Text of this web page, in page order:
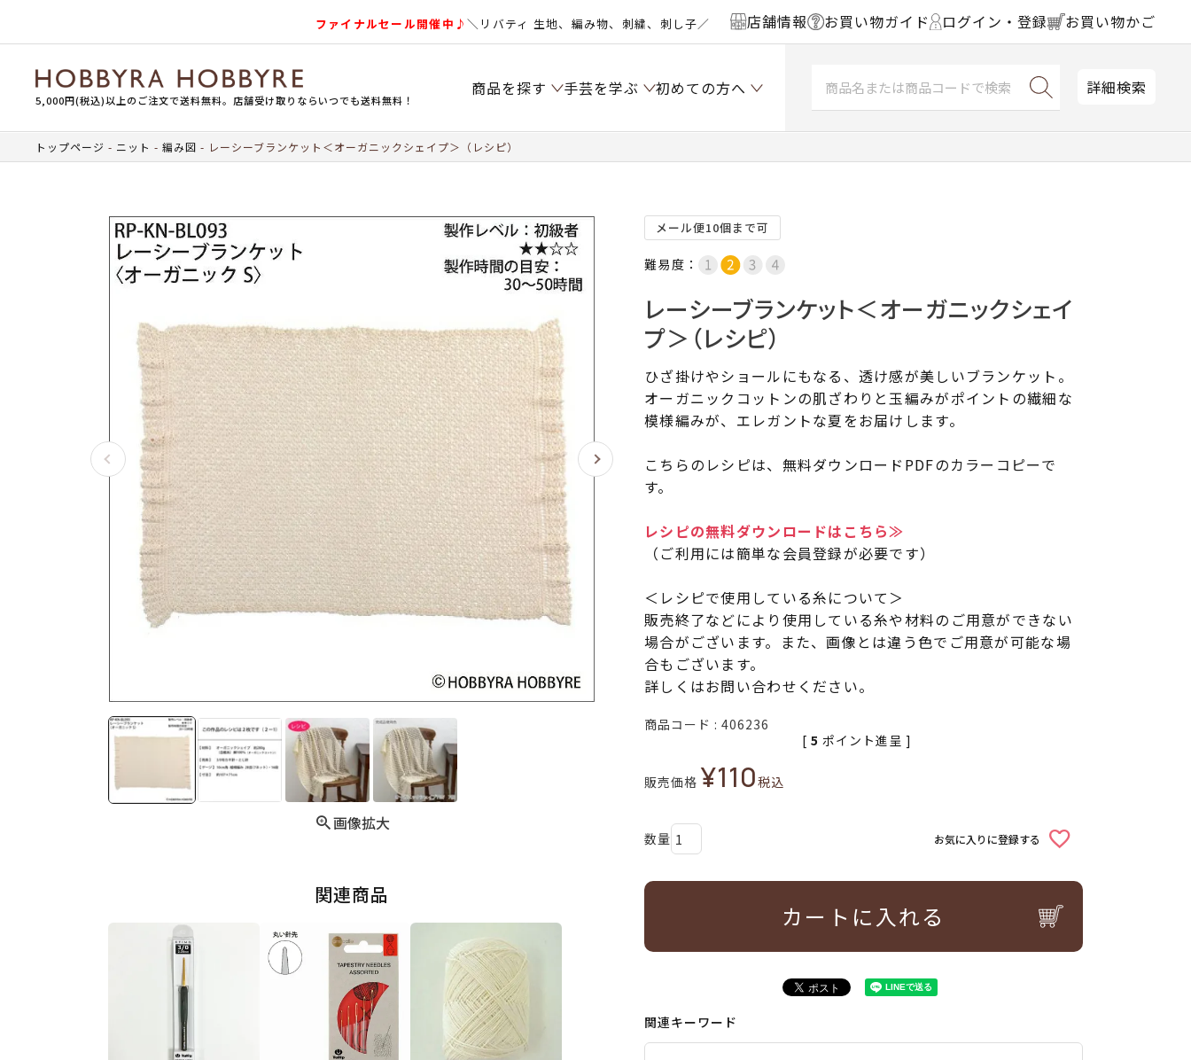
ファイナルセール開催中♪＼リバティ 生地、編み物、刺繍、刺し子／ 店舗情報 お買い物ガイド ログイン・登録 お買い物かご
5,000円(税込)以上のご注文で送料無料。店舗受け取りならいつでも送料無料！
商品を探す 手芸を学ぶ 初めての方へ 詳細検索
トップページ ニット 編み図 レーシーブランケット＜オーガニックシェイプ＞（レシピ）
画像拡大
関連商品
メール便10個まで可
難易度：
レーシーブランケット＜オーガニックシェイ
プ＞（レシピ）
ひざ掛けやショールにもなる、透け感が美しいブランケット。
オーガニックコットンの肌ざわりと玉編みがポイントの繊細な
模様編みが、エレガントな夏をお届けします。
こちらのレシピは、無料ダウンロードPDFのカラーコピーで
す。
レシピの無料ダウンロードはこちら≫
（ご利用には簡単な会員登録が必要です）
＜レシピで使用している糸について＞
販売終了などにより使用している糸や材料のご用意ができない
場合がございます。また、画像とは違う色でご用意が可能な場
合もございます。
詳しくはお問い合わせください。
商品コード 406236
販売価格 ¥110税込
[ 5 ポイント進呈 ]
お気に入りに登録する
カートに入れる
関連キーワード